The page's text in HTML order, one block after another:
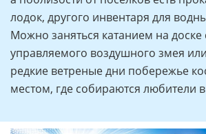
а поблизости от поселков есть
лодок, другого инвентаря для
Можно заняться катанием на
управляемого воздушного змея
редкие ветреные дни побережье